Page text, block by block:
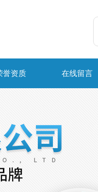
誉资质 在线留言